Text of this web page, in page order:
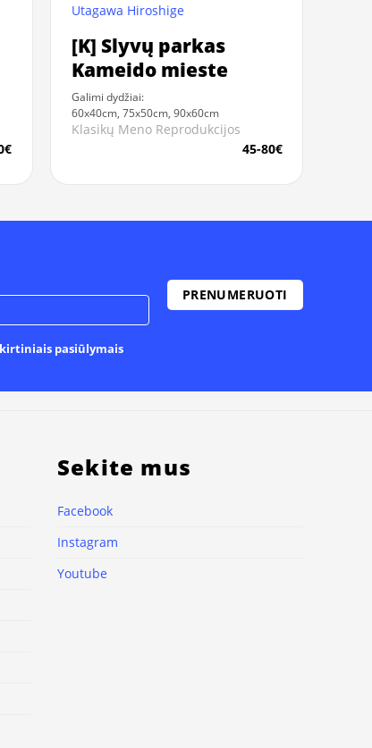
Utagawa Hiroshige
[K] Slyvų parkas
Kameido mieste
Galimi dydžiai:
60x40cm, 75x50cm, 90x60cm
Klasikų Meno Reprodukcijos
45-80€
pasiūlymais
Sekite mus
Facebook
Instagram
Youtube